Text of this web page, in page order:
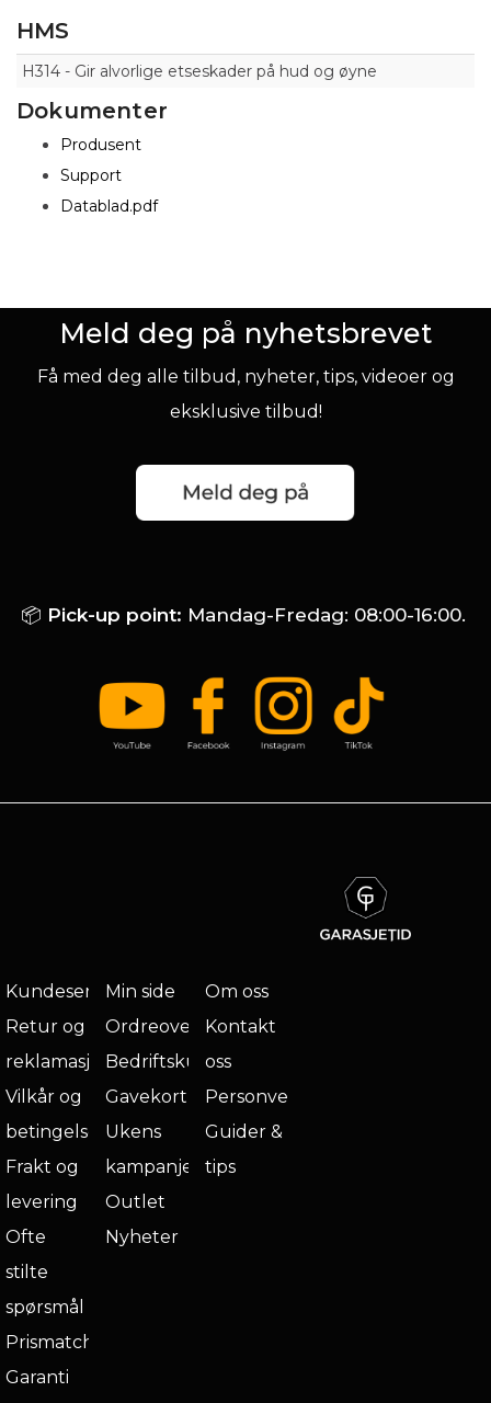
HMS
H314 - Gir alvorlige etseskader på hud og øyne
Dokumenter
Produsent
Support
Datablad.pdf
Meld deg på nyhetsbrevet
Få med deg alle tilbud, nyheter, tips, videoer og
eksklusive tilbud!
📦 Pick-up point: Mandag-Fredag: 08:00-16:00.
Kundeservice
Retur og
reklamasjon
Vilkår og
betingelser
Frakt og
levering
Ofte
stilte
spørsmål
Prismatch
Garanti
Min side
Ordreoversikt
Bedriftskunde
Gavekort
Ukens
kampanje
Outlet
Nyheter
Om oss
Kontakt
oss
Personvern
Guider &
tips